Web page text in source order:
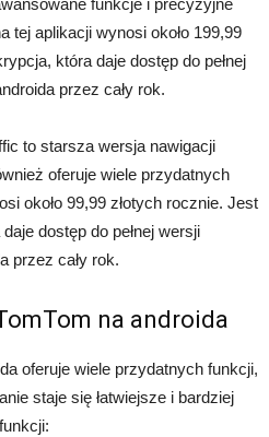
funkcje i precyzyjne
tej aplikacji wynosi około 199,99
która daje dostęp do pełnej
przez cały rok.
to starsza wersja nawigacji
oferuje wiele przydatnych
około 99,99 złotych rocznie. Jest
dostęp do pełnej wersji
przez cały rok.
na androida
oferuje wiele przydatnych funkcji,
staje się łatwiejsze i bardziej